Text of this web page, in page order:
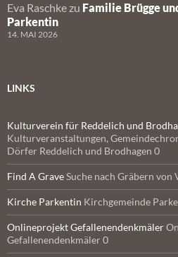
Eva Raschke zu Familie Brügge
Parkentin
14. MAI 2026
LINKS
Kulturverein für Reddelich und
Kulturveranstaltungen,
Dörfer Reddelich und Brodhagen 0
Find A GraveSuche nach Gräbern von
Kirche Parkentin Kirchgemeinde
Onlineprojekt Gefallenendenkmäler
Gefallenendenkmäler 0